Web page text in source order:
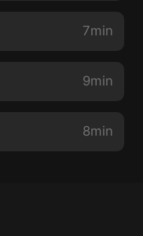
7min
9min
8min